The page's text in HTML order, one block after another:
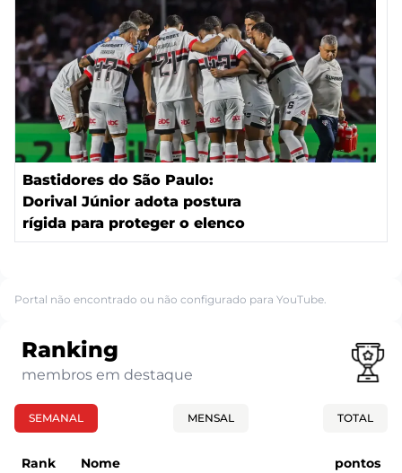
Bastidores do São Paulo:
Dorival Júnior adota postura
rígida para proteger o elenco
Portal não encontrado ou não configurado para YouTube.
Ranking
membros em destaque
SEMANAL MENSAL TOTAL
Rank Nome pontos